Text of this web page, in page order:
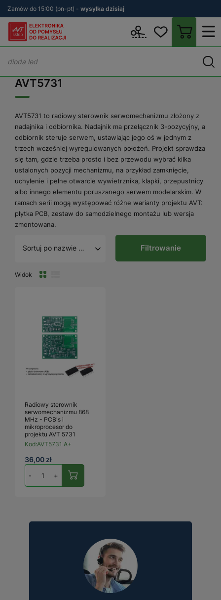
Zamów do 15:00 (pn-pt) - wysyłka dzisiaj
AVT5731
AVT5731 to radiowy sterownik serwomechanizmu złożony z
nadajnika i odbiornika. Nadajnik ma przełącznik 3-pozycyjny, a
odbiornik steruje serwem, ustawiając jego oś w jednym z
trzech wcześniej wyregulowanych położeń. Projekt sprawdza
się tam, gdzie trzeba prosto i bez przewodu wybrać kilka
ustalonych pozycji mechanizmu, na przykład zamknięcie,
uchylenie i pełne otwarcie wywietrznika, klapki, przepustnicy
albo innego elementu poruszanego serwem modelarskim. W
ramach serii mogą występować różne warianty projektu AVT:
płytka PCB, zestaw do samodzielnego montażu lub wersja
zmontowana.
Sortuj po nazwie A - Z
Widok
Filtrowanie
Radiowy sterownik
serwomechanizmu 868
MHz - PCB's i
mikroprocesor do
projektu AVT 5731
Kod:AVT5731 A+
36,00 zł
- +